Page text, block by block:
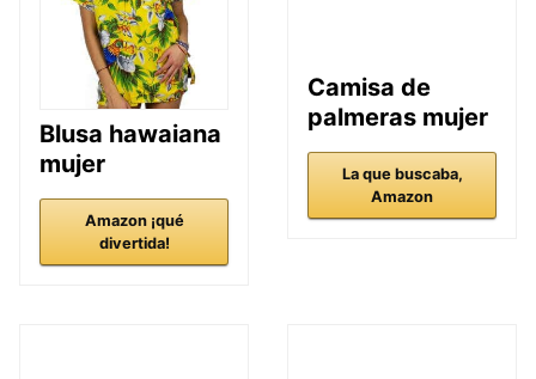
Blusa hawaiana
mujer
Amazon ¡qué
divertida!
Camisa de
palmeras mujer
La que buscaba,
Amazon